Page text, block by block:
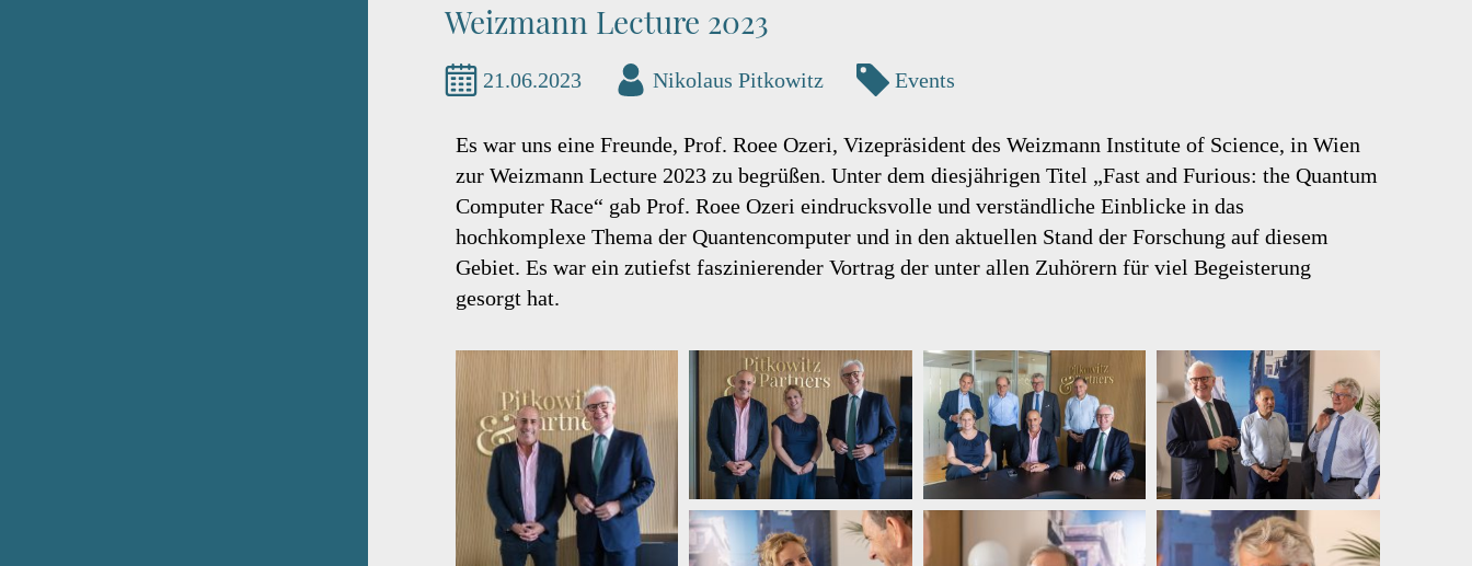
Weizmann Lecture 2023
21.06.2023 Nikolaus Pitkowitz Events
Es war uns eine Freunde, Prof. Roee Ozeri, Vizepräsident des Weizmann Institute of Science, in Wien
zur Weizmann Lecture 2023 zu begrüßen. Unter dem diesjährigen Titel „Fast and Furious: the Quantum
Computer Race“ gab Prof. Roee Ozeri eindrucksvolle und verständliche Einblicke in das
hochkomplexe Thema der Quantencomputer und in den aktuellen Stand der Forschung auf diesem
Gebiet. Es war ein zutiefst faszinierender Vortrag der unter allen Zuhörern für viel Begeisterung
gesorgt hat.